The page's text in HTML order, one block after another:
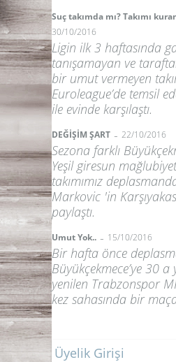
Suç takımda mı? Takımı
30/10/2016
Ligin ilk 3 haftasında
tanışamayan ve
bir umut vermeyen
Euroleague’de temsil
ile evinde karşılaştı.
DEĞİŞİM ŞART - 22/10/2016
Sezona farklı
Yeşil giresun
takımımız
Markovic 'in
paylaştı.
Umut Yok.. - 15/10/2016
Bir hafta önce
Büyükçekmece’ye 30 a
yenilen Trabzonspor
kez sahasında bir maça
Üyelik Girişi